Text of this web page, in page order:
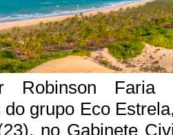
Robinson
grupo Eco
no Gabinete